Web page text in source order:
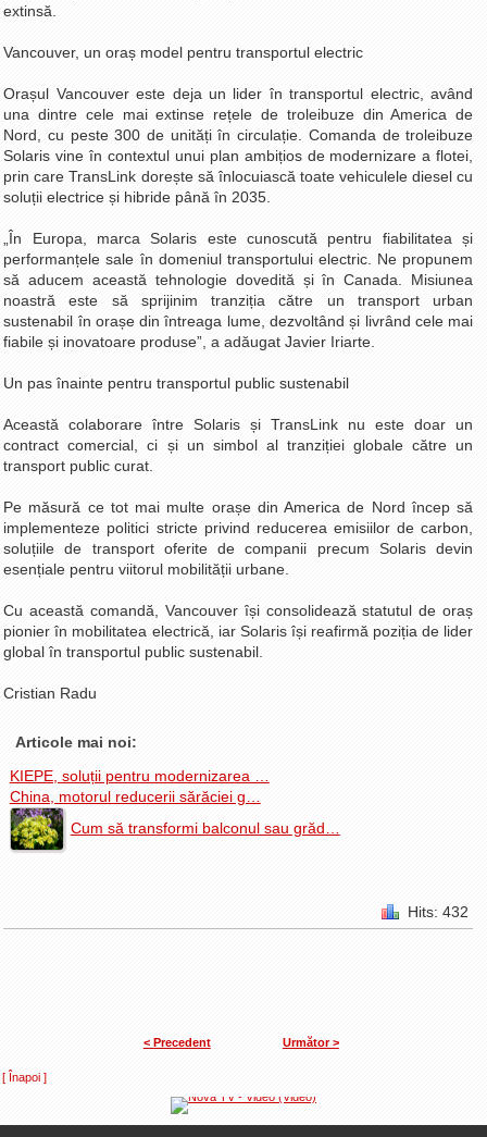
extinsă.
Vancouver, un oraș model pentru transportul electric
Orașul Vancouver este deja un lider în transportul electric, având
una dintre cele mai extinse rețele de troleibuze din America de
Nord, cu peste 300 de unități în circulație. Comanda de troleibuze
Solaris vine în contextul unui plan ambițios de modernizare a flotei,
prin care TransLink dorește să înlocuiască toate vehiculele diesel cu
soluții electrice și hibride până în 2035.
„În Europa, marca Solaris este cunoscută pentru fiabilitatea și
performanțele sale în domeniul transportului electric. Ne propunem
să aducem această tehnologie dovedită și în Canada. Misiunea
noastră este să sprijinim tranziția către un transport urban
sustenabil în orașe din întreaga lume, dezvoltând și livrând cele mai
fiabile și inovatoare produse”, a adăugat Javier Iriarte.
Un pas înainte pentru transportul public sustenabil
Această colaborare între Solaris și TransLink nu este doar un
contract comercial, ci și un simbol al tranziției globale către un
transport public curat.
Pe măsură ce tot mai multe orașe din America de Nord încep să
implementeze politici stricte privind reducerea emisiilor de carbon,
soluțiile de transport oferite de companii precum Solaris devin
esențiale pentru viitorul mobilității urbane.
Cu această comandă, Vancouver își consolidează statutul de oraș
pionier în mobilitatea electrică, iar Solaris își reafirmă poziția de lider
global în transportul public sustenabil.
Cristian Radu
Articole mai noi:
KIEPE, soluții pentru modernizarea …
China, motorul reducerii sărăciei g…
Cum să transformi balconul sau grăd…
Hits: 432
< Precedent Următor >
[ Înapoi ]